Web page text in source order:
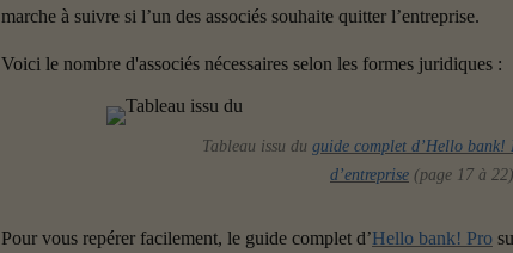
marche à suivre si l’un des associés souhaite quitter l’entreprise.
Voici le nombre d'associés nécessaires selon les formes juridiques :
Tableau issu du guide complet d’Hello bank!
d’entreprise (page 17 à 22)
Pour vous repérer facilement, le guide complet d’Hello bank! Pro